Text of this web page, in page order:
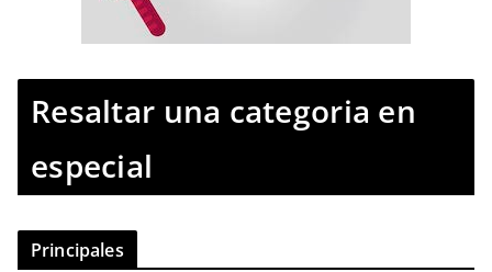
Resaltar una categoria en
especial
Principales